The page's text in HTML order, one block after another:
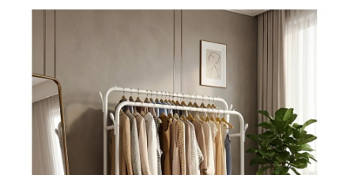
Servire
Cutite
Tigai
Ustensile